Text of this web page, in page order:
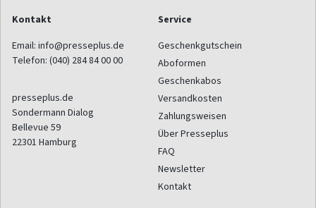
Kontakt
Email: info@presseplus.de
Telefon: (040) 284 84 00 00
presseplus.de
Sondermann Dialog
Bellevue 59
22301 Hamburg
Service
Geschenkgutschein
Aboformen
Geschenkabos
Versandkosten
Zahlungsweisen
Über Presseplus
FAQ
Newsletter
Kontakt